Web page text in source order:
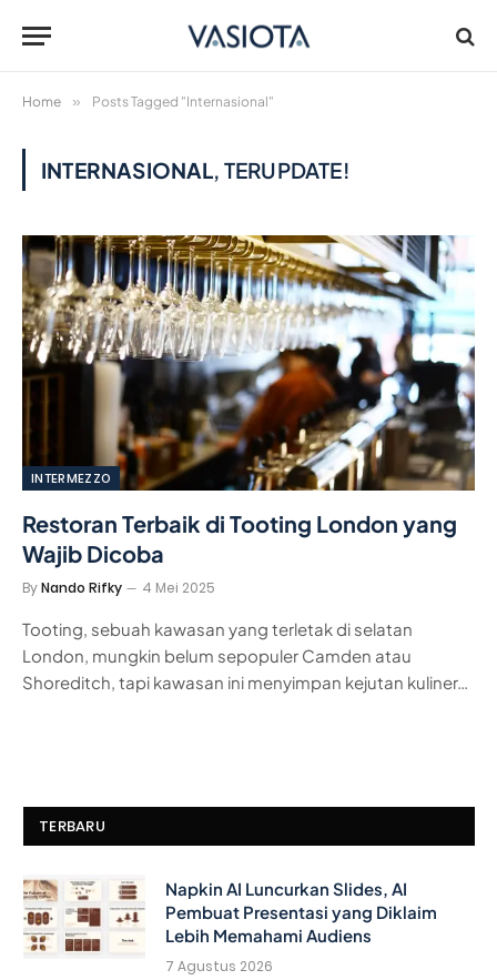
Home » Posts Tagged "Internasional"
INTERNASIONAL, TERUPDATE!
INTERMEZZO
Restoran Terbaik di Tooting London yang
Wajib Dicoba
ByNando Rifky 4 Mei 2025
Tooting, sebuah kawasan yang terletak di selatan
London, mungkin belum sepopuler Camden atau
Shoreditch, tapi kawasan ini menyimpan kejutan kuliner…
TERBARU
Napkin AI Luncurkan Slides, AI
Pembuat Presentasi yang Diklaim
Lebih Memahami Audiens
7 Agustus 2026